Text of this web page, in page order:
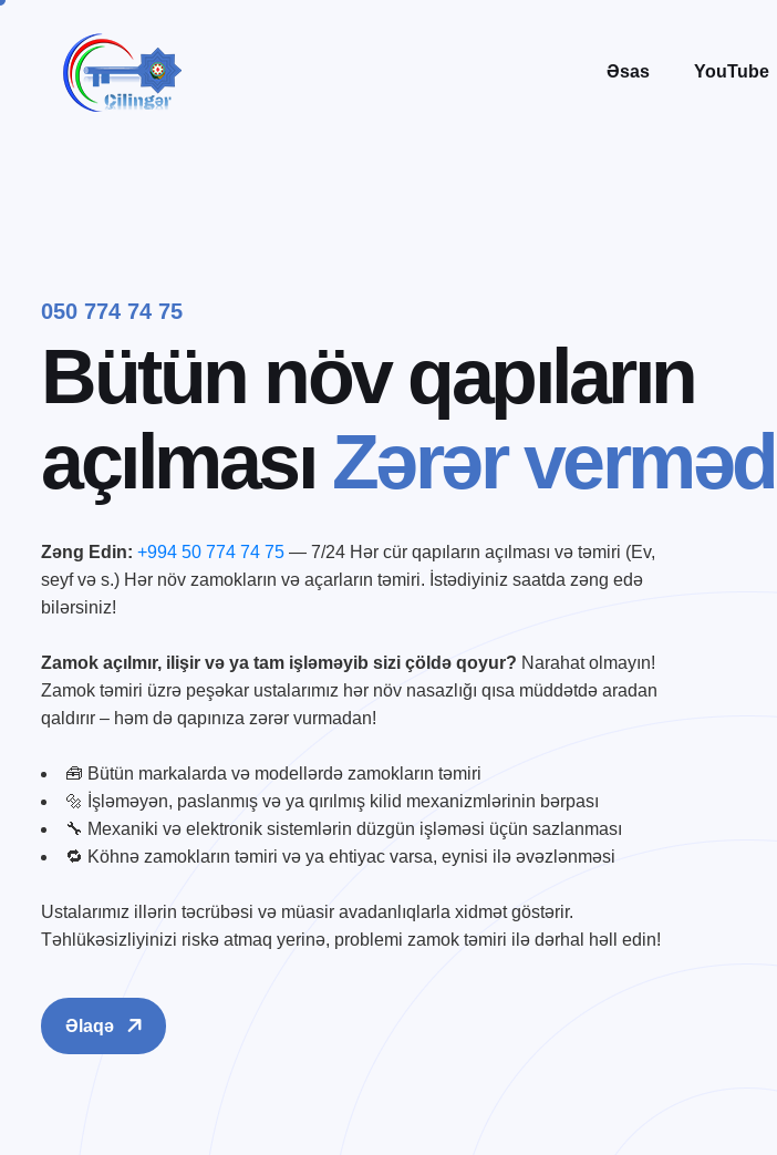
Əsas YouTube
050 774 74 75
Bütün növ qapıların
açılması Zərər verməd
Zəng Edin: +994 50 774 74 75 — 7/24 Hər cür qapıların açılması və təmiri (Ev,
seyf və s.) Hər növ zamokların və açarların təmiri. İstədiyiniz saatda zəng edə
bilərsiniz!
Zamok açılmır, ilişir və ya tam işləməyib sizi çöldə qoyur? Narahat olmayın!
Zamok təmiri üzrə peşəkar ustalarımız hər növ nasazlığı qısa müddətdə aradan
qaldırır – həm də qapınıza zərər vurmadan!
🧰 Bütün markalarda və modellərdə zamokların təmiri
🔩 İşləməyən, paslanmış və ya qırılmış kilid mexanizmlərinin bərpası
🔧 Mexaniki və elektronik sistemlərin düzgün işləməsi üçün sazlanması
🔁 Köhnə zamokların təmiri və ya ehtiyac varsa, eynisi ilə əvəzlənməsi
Ustalarımız illərin təcrübəsi və müasir avadanlıqlarla xidmət göstərir.
Təhlükəsizliyinizi riskə atmaq yerinə, problemi zamok təmiri ilə dərhal həll edin!
Əlaqə